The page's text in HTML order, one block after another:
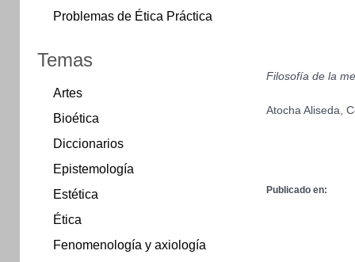
Filosofía de la
Atocha Aliseda,
Publicado en:
Problemas de Ética Práctica
Temas
Artes
Bioética
Diccionarios
Epistemología
Estética
Ética
Fenomenología y axiología